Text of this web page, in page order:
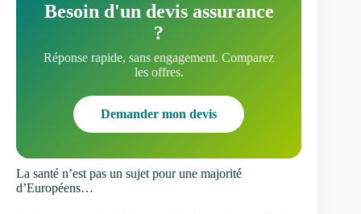
Besoin d'un devis assurance
?
Réponse rapide, sans engagement. Comparez
les offres.
Demander mon devis
La santé n’est pas un sujet pour une majorité
d’Européens…